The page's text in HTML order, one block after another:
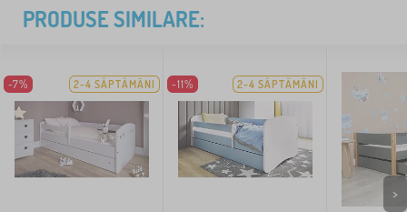
PRODUSE SIMILARE:
-7% 2-4 SĂPTĂMÂNI -11% 2-4 SĂPTĂMÂNI
>